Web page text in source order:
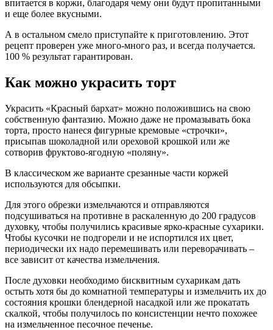
впитается в коржи, благодаря чему они будут пропитанными
и еще более вкусными.
А в остальном смело приступайте к приготовлению. Этот
рецепт проверен уже много-много раз, и всегда получается.
100 % результат гарантирован.
Как можно украсить торт
Украсить «Красный бархат» можно положившись на свою
собственную фантазию. Можно даже не промазывать бока
торта, просто нанеся фигурные кремовые «строчки»,
присыпав шоколадной или ореховой крошкой или же
сотворив фруктово-ягодную «поляну».
В классическом же варианте срезанные части коржей
используются для обсыпки.
Для этого обрезки измельчаются и отправляются
подсушиваться на противне в раскаленную до 200 градусов
духовку, чтобы получились красивые ярко-красные сухарики.
Чтобы кусочки не подгорели и не испортился их цвет,
периодически их надо перемешивать или переворачивать –
все зависит от качества измельчения.
После духовки необходимо бисквитным сухарикам дать
остыть хотя бы до комнатной температуры и измельчить их до
состояния крошки блендерной насадкой или же прокатать
скалкой, чтобы получилось по консистенции нечто похожее
на измельченное песочное печенье.